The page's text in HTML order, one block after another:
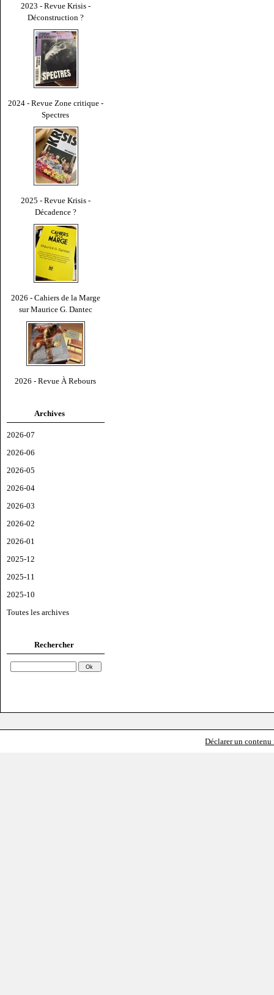
2023 - Revue Krisis -
Déconstruction ?
2024 - Revue Zone critique -
Spectres
2025 - Revue Krisis -
Décadence ?
2026 - Cahiers de la Marge
sur Maurice G. Dantec
2026 - Revue À Rebours
Archives
2026-07
2026-06
2026-05
2026-04
2026-03
2026-02
2026-01
2025-12
2025-11
2025-10
Toutes les archives
Rechercher
Déclarer un